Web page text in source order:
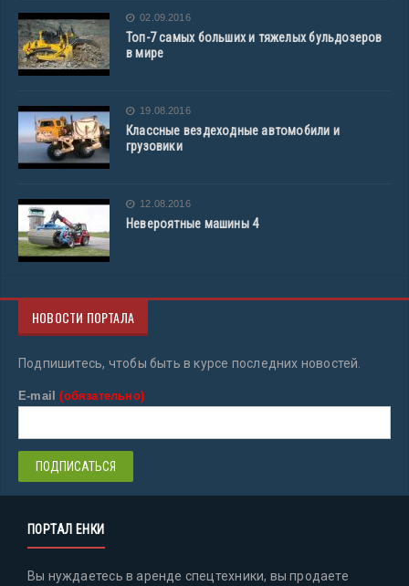
02.09.2016
Топ-7 самых больших и тяжелых бульдозеров
в мире
19.08.2016
Классные вездеходные автомобили и
грузовики
12.08.2016
Невероятные машины 4
НОВОСТИ ПОРТАЛА
Подпишитесь, чтобы быть в курсе последних новостей.
E-mail(обязательно)
ПОРТАЛ ЕНКИ
Вы нуждаетесь в аренде спецтехники, вы продаете